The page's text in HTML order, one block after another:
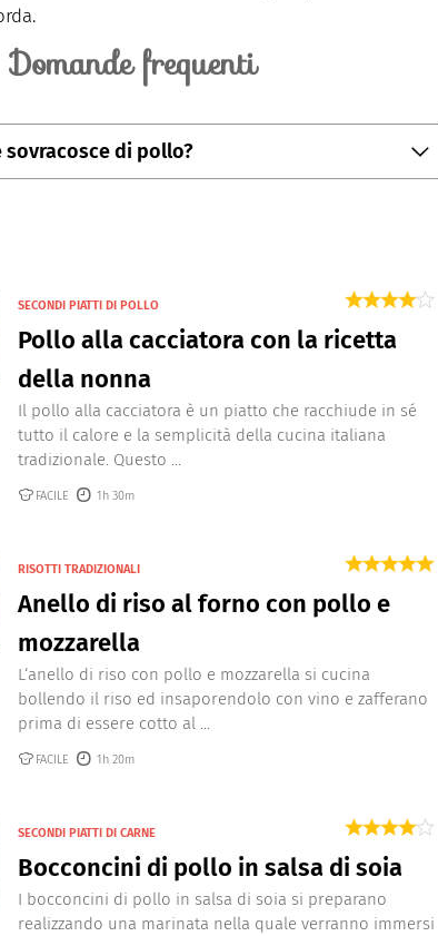
Domande frequenti
sovracosce di pollo?
dell'osso. A questo punto si deve togliere la
quindi tagliare sotto l'osso e togliere il grasso.
SECONDI PIATTI DI POLLO
Pollo alla cacciatora con la ricetta
della nonna
Il pollo alla cacciatora è un piatto che racchiude in sé
tutto il calore e la semplicità della cucina italiana
tradizionale. Questo ...
FACILE 1h 30m
RISOTTI TRADIZIONALI
Anello di riso al forno con pollo e
mozzarella
L‘anello di riso con pollo e mozzarella si cucina
bollendo il riso ed insaporendolo con vino e zafferano
prima di essere cotto al ...
FACILE 1h 20m
SECONDI PIATTI DI CARNE
Bocconcini di pollo in salsa di soia
I bocconcini di pollo in salsa di soia si preparano
realizzando una marinata nella quale verranno immersi